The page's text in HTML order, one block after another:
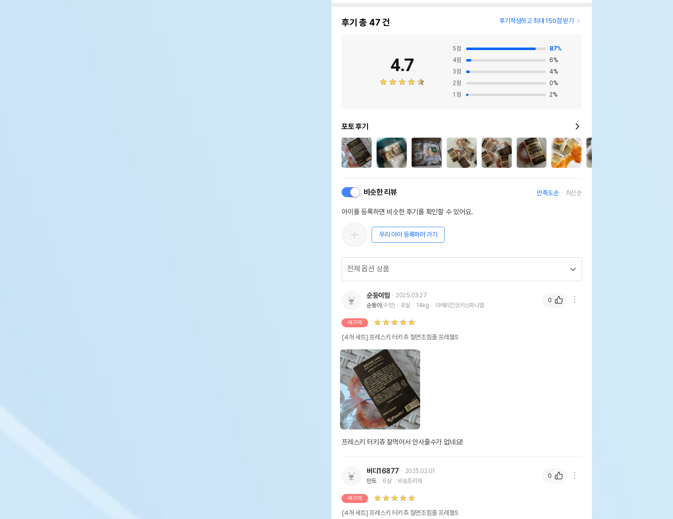
후기 총 47건 후기작성하고 최대 150점 받기
4.7
5점 87%
4점 6%
3점 4%
2점 0%
1 점 2%
포토 후기
비슷한 리뷰 만족도순 최신순
아이를 등록하면 비슷한 후기를 확인할 수 있어요.
우리 아이 등록하러 가기
순둥이맘
2025.03.27
순둥이(수컷) 8살 14kg 아메리칸코카스파니엘
재구매
[4개 세트] 프레스키 터키츄 칠면조힘줄 프레첼S
프레스키 터키츄 잘먹어서 안사줄수가 없네요!
0
버디16877
2025.02.01
민트
6살 비숑프리제
재구매
[4개 세트] 프레스키 터키츄 칠면조힘줄 프레첼S
0